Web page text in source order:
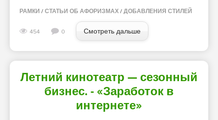
РАМКИ / СТАТЬИ ОБ АФОРИЗМАХ / ДОБАВЛЕНИЯ СТИЛЕЙ
454 0 Смотреть дальше
Летний кинотеатр — сезонный
бизнес. - «Заработок в
интернете»